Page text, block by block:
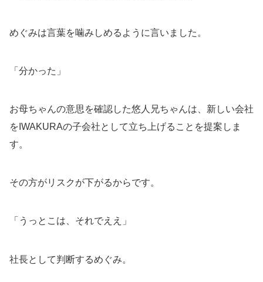
めぐみは言葉を噛みしめるように言いました。
「分かった」
お母ちゃんの意思を確認した悠人兄ちゃんは、新しい会社
をIWAKURAの子会社として立ち上げることを提案しま
す。
その方がリスクが下がるからです。
「うっとこは、それでええ」
社長として判断するめぐみ。